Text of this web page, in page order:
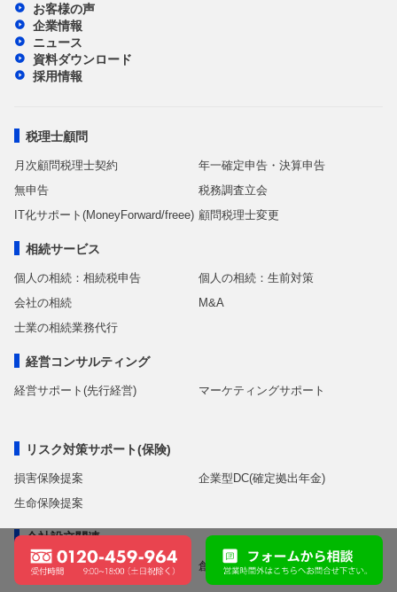
expand_less
お客様の声
企業情報
ニュース
資料ダウンロード
採用情報
税理士顧問
月次顧問税理士契約
年一確定申告・決算申告
無申告
税務調査立会
IT化サポート(MoneyForward/freee) 顧問税理士変更
相続サービス
個人の相続：相続税申告
個人の相続：生前対策
会社の相続
M&A
士業の相続業務代行
経営コンサルティング
経営サポート(先行経営) マーケティングサポート
リスク対策サポート(保険)
損害保険提案
企業型DC(確定拠出年金)
生命保険提案
会社設立関連
独立開業・会社設立 創業融資サポート